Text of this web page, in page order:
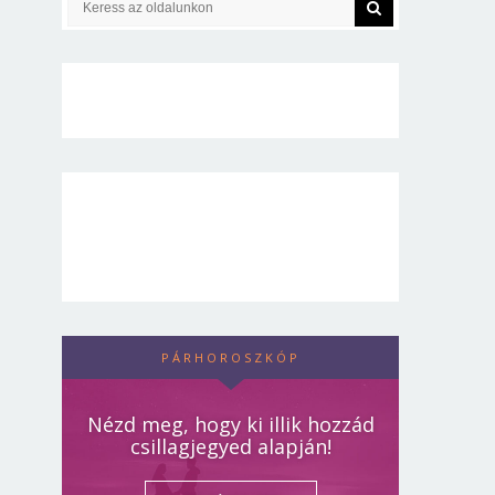
PÁRHOROSZKÓP
Nézd meg, hogy ki illik hozzád
csillagjegyed alapján!